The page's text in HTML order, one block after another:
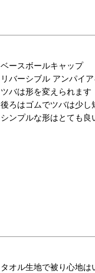
ベースボールキャップ
リバーシブル アンパイ
ツバは形を変えられます
後ろはゴムでツバは少し
シンプルな形はとても良
タオル生地で被り心地は